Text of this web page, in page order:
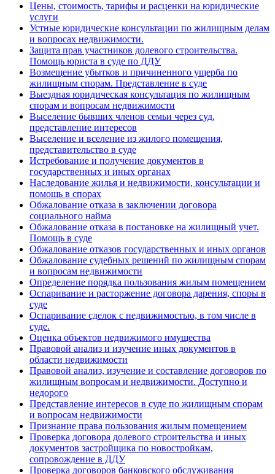
Цены, стоимость, тарифы и расценки на юридические
услуги
Устные юридические консультации по жилищным делам
и вопросах недвижимости.
Защита прав участников долевого строительства.
Помощь юриста в суде по ДДУ
Возмещение убытков и причиненного ущерба по
жилищным спорам. Представление в суде
Выездная юридическая консультация по жилищным
спорам и вопросам недвижимости
Выселение бывших членов семьи через суд,
представление интересов
Выселение и вселение из жилого помещения,
представительство в суде
Истребование и получение документов в
государственных и иных органах
Наследование жилья и недвижимости, консультации и
помощь в спорах
Обжалование отказа в заключении договора
социального найма
Обжалование отказа в постановке на жилищный учет.
Помощь в суде
Обжалование отказов государственных и иных органов
Обжалование судебных решений по жилищным спорам
и вопросам недвижимости
Определение порядка пользования жилым помещением
Оспаривание и расторжение договора дарения, споры в
суде
Оспаривание сделок с недвижимостью, в том числе в
суде.
Оценка объектов недвижимого имущества
Правовой анализ и изучение иных документов в
области недвижимости
Правовой анализ, изучение и составление договоров по
жилищным вопросам и недвижимости. Доступно и
недорого
Представление интересов в суде по жилищным спорам
и вопросам недвижимости
Признание права пользования жилым помещением
Проверка договора долевого строительства и иных
документов застройщика по новостройкам,
сопровождение в ДДУ
Проверка договоров банковского обслуживания